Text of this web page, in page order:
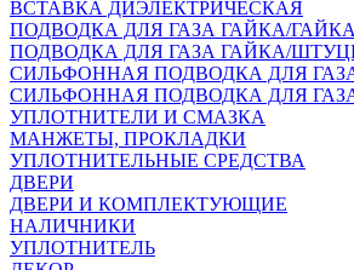
ВСТАВКА ДИЭЛЕКТРИЧЕСКАЯ
ПОДВОДКА ДЛЯ ГАЗА ГАЙКА/ГАЙКА
ПОДВОДКА ДЛЯ ГАЗА ГАЙКА/
СИЛЬФОННАЯ ПОДВОДКА ДЛЯ
СИЛЬФОННАЯ ПОДВОДКА ДЛЯ
УПЛОТНИТЕЛИ И СМАЗКА
МАНЖЕТЫ, ПРОКЛАДКИ
УПЛОТНИТЕЛЬНЫЕ СРЕДСТВА
ДВЕРИ
ДВЕРИ И КОМПЛЕКТУЮЩИЕ
НАЛИЧНИКИ
УПЛОТНИТЕЛЬ